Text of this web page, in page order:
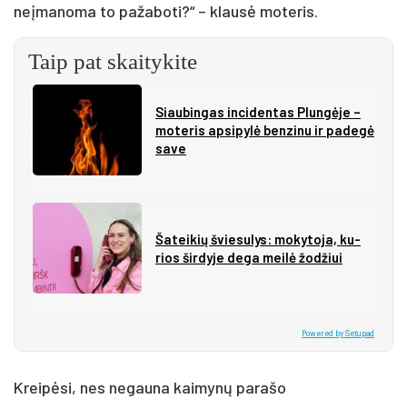
neį­ma­no­ma to pa­ža­bo­ti?“ – klau­sė mo­te­ris.
Taip pat skaitykite
Siau­bin­gas in­ci­den­tas Plun­gė­je –
mo­te­ris ap­si­py­lė ben­zi­nu ir pa­de­gė
sa­ve
Ša­tei­kių švie­su­lys: mo­ky­to­ja, ku­
rios šir­dy­je de­ga mei­lė žo­džiui
Powered by Setupad
Krei­pė­si, nes ne­gau­na kai­my­nų pa­ra­šo